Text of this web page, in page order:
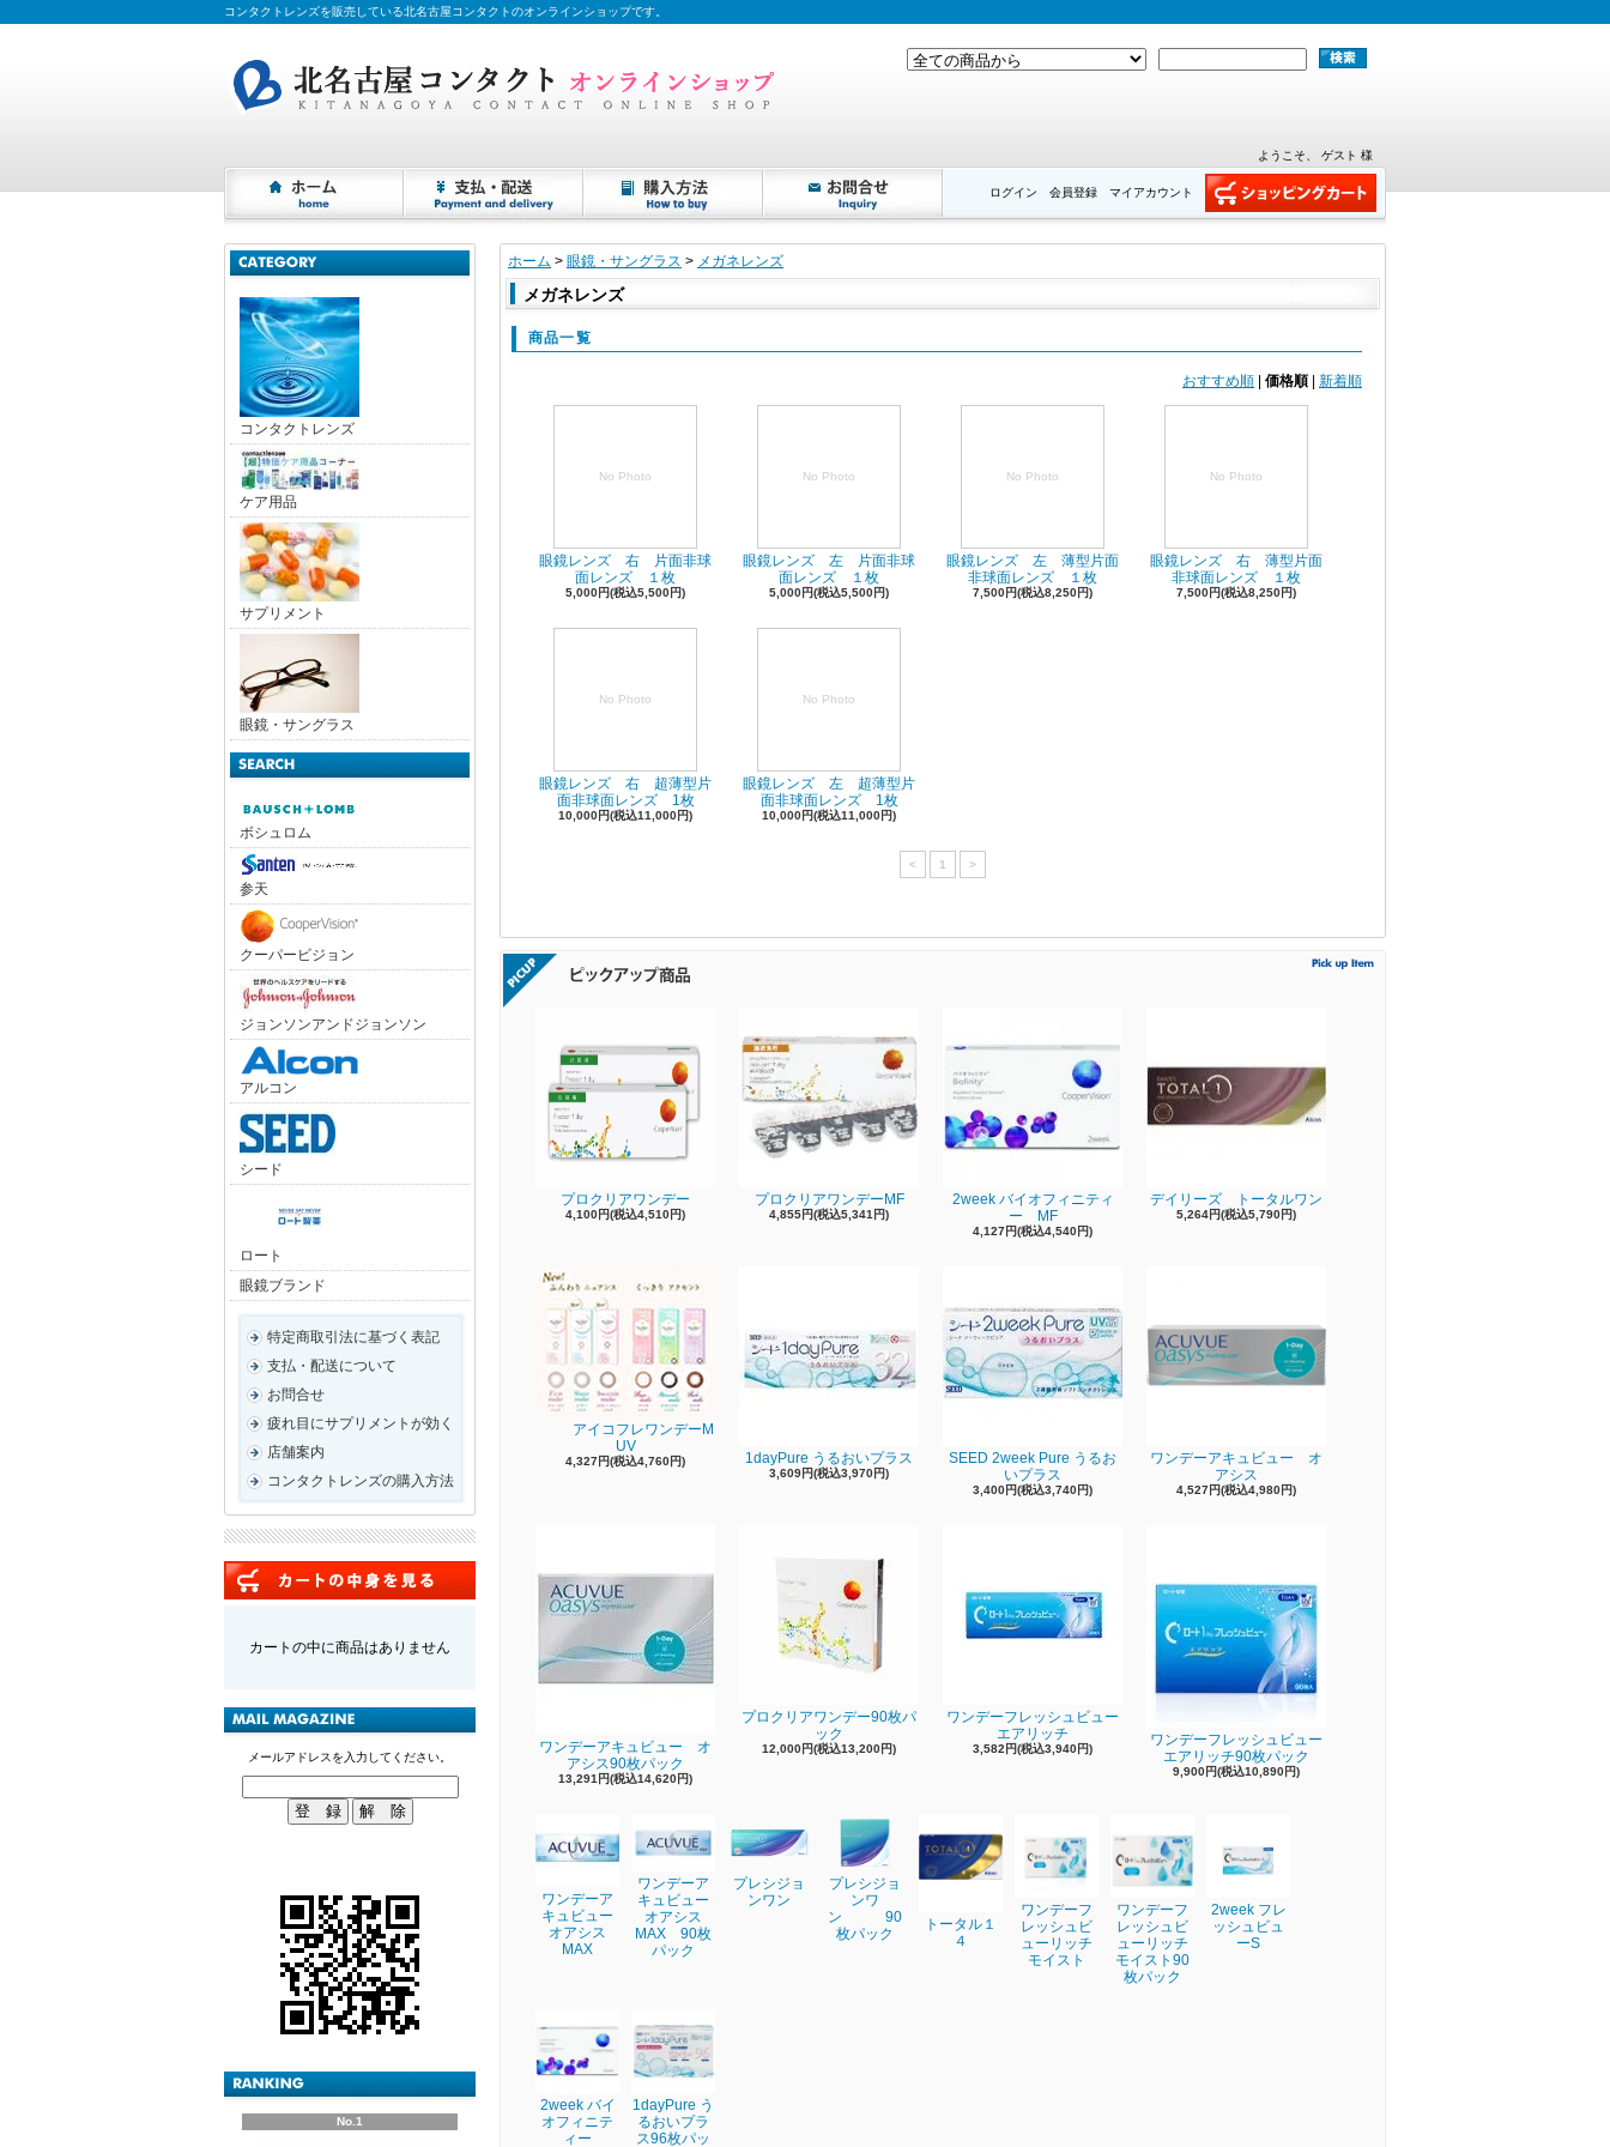
コンタクトレンズを販売している北名古屋コンタクトのオンラインショップです。
ようこそ、 ゲスト 様
マイアカウント
会員登録
ログイン
コンタクトレンズ
ケア用品
サプリメント
眼鏡・サングラス
ボシュロム
参天
クーパービジョン
ジョンソンアンドジョンソン
アルコン
シード
ロート
眼鏡ブランド
特定商取引法に基づく表記
支払・配送について
お問合せ
疲れ目にサプリメントが効く
店舗案内
コンタクトレンズの購入方法
カートの中に商品はありません
メールアドレスを入力してください。
No.1
ホーム > 眼鏡・サングラス > メガネレンズ
メガネレンズ
商品一覧
おすすめ順 価格順 新着順
No Photo
眼鏡レンズ 右 片面非球
面レンズ １枚
5,000円(税込5,500円)
No Photo
眼鏡レンズ 左 片面非球
面レンズ １枚
5,000円(税込5,500円)
No Photo
眼鏡レンズ 左 薄型片面
非球面レンズ １枚
7,500円(税込8,250円)
No Photo
眼鏡レンズ 右 薄型片面
非球面レンズ １枚
7,500円(税込8,250円)
No Photo
眼鏡レンズ 右 超薄型片
面非球面レンズ 1枚
10,000円(税込11,000円)
No Photo
眼鏡レンズ 左 超薄型片
面非球面レンズ 1枚
10,000円(税込11,000円)
< 1 >
プロクリアワンデー
4,100円(税込4,510円)
プロクリアワンデーMF
4,855円(税込5,341円)
2week バイオフィニティ
ー MF
4,127円(税込4,540円)
デイリーズ トータルワン
5,264円(税込5,790円)
アイコフレワンデーM
UV
4,327円(税込4,760円) 1dayPure うるおいプラス
3,609円(税込3,970円)
SEED 2week Pure うるお
いプラス
3,400円(税込3,740円)
ワンデーアキュビュー オ
アシス
4,527円(税込4,980円)
ワンデーアキュビュー オ
アシス90枚パック
13,291円(税込14,620円)
プロクリアワンデー90枚パ
ック
12,000円(税込13,200円)
ワンデーフレッシュビュー
エアリッチ
3,582円(税込3,940円)
ワンデーフレッシュビュー
エアリッチ90枚パック
9,900円(税込10,890円)
ワンデーア
キュビュー
オアシス
MAX
ワンデーア
キュビュー
オアシス
MAX 90枚
パック
プレシジョ
ンワン
プレシジョ
ンワ
ン 90
枚パック
トータル１
４
ワンデーフ
レッシュビ
ューリッチ
モイスト
ワンデーフ
レッシュビ
ューリッチ
モイスト90
枚パック
2week フレ
ッシュビュ
ーS
2week バイ
オフィニテ
ィー
1dayPure う
るおいプラ
ス96枚パッ